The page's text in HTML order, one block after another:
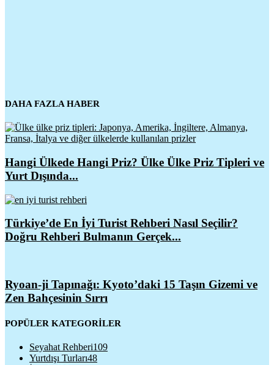
DAHA FAZLA HABER
Hangi Ülkede Hangi Priz? Ülke Ülke Priz Tipleri ve
Yurt Dışında...
Türkiye’de En İyi Turist Rehberi Nasıl Seçilir?
Doğru Rehberi Bulmanın Gerçek...
Ryoan-ji Tapınağı: Kyoto’daki 15 Taşın Gizemi ve
Zen Bahçesinin Sırrı
POPÜLER KATEGORİLER
Seyahat Rehberi109
Yurtdışı Turları48